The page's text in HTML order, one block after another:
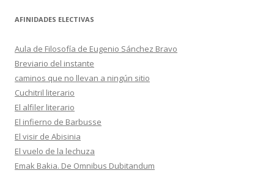
AFINIDADES ELECTIVAS
Aula de Filosofía de Eugenio Sánchez Bravo
Breviario del instante
caminos que no llevan a ningún sitio
Cuchitril literario
El alfiler literario
El infierno de Barbusse
El visir de Abisinia
El vuelo de la lechuza
Emak Bakia. De Omnibus Dubitandum